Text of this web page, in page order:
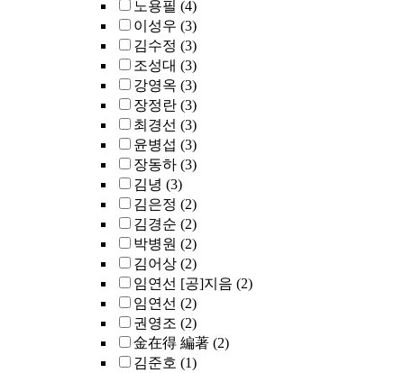
노용필 (4)
이성우 (3)
김수정 (3)
조성대 (3)
강영옥 (3)
장정란 (3)
최경선 (3)
윤병섭 (3)
장동하 (3)
김녕 (3)
김은정 (2)
김경순 (2)
박병원 (2)
김어상 (2)
임연선 [공]지음 (2)
임연선 (2)
권영조 (2)
金在得 編著 (2)
김준호 (1)